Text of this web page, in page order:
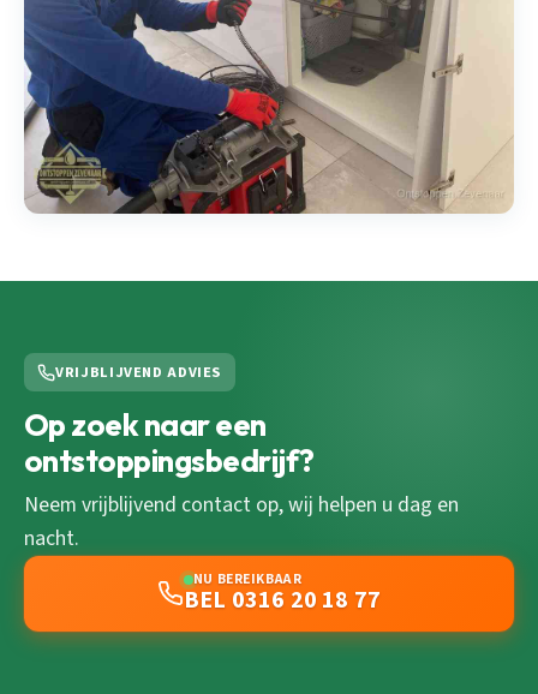
VRIJBLIJVEND ADVIES
Op zoek naar een
ontstoppingsbedrijf?
Neem vrijblijvend contact op, wij helpen u dag en
nacht.
NU BEREIKBAAR
BEL 0316 20 18 77